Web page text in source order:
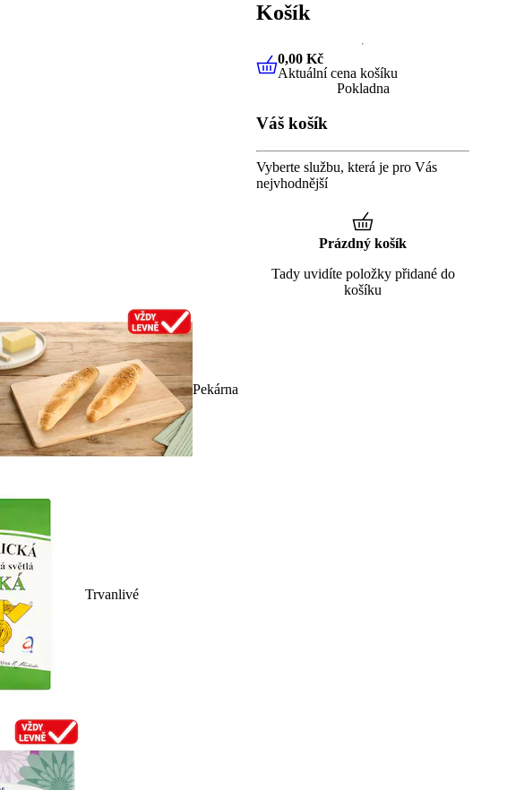
Pekárna
Trvanlivé
Košík
0,00 KčAktuální cena košíku
0,00 Kč
Aktuální cena košíku
Pokladna
Váš košík
Vyberte službu, která je pro Vás
nejvhodnější
Prázdný košík
Tady uvidíte položky přidané do
košíku